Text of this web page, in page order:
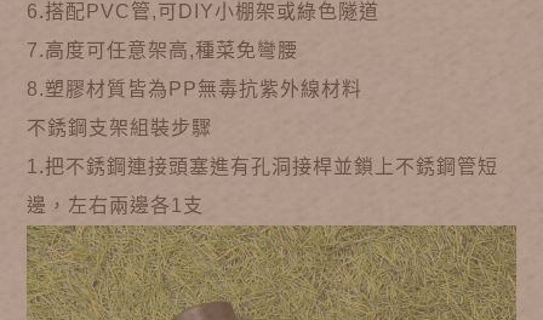
6.搭配PVC管,可DIY小棚架或綠色隧道
7.高度可任意架高,種菜免彎腰
8.塑膠材質皆為PP無毒抗紫外線材料
不銹鋼支架組裝步驟
1.把不銹鋼連接頭塞進有孔洞接桿並鎖上不銹鋼管短
邊，左右兩邊各1支